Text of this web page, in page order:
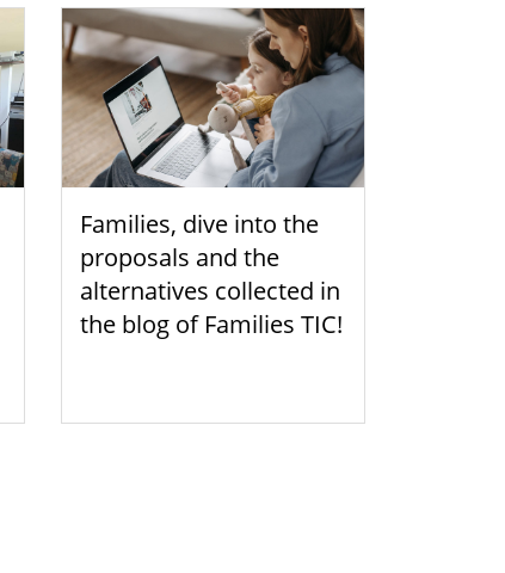
Families, dive into the
proposals and the
alternatives collected in
the blog of Families TIC!